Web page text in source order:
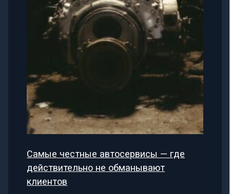
Самые честные автосервисы — где
действительно не обманывают
клиентов